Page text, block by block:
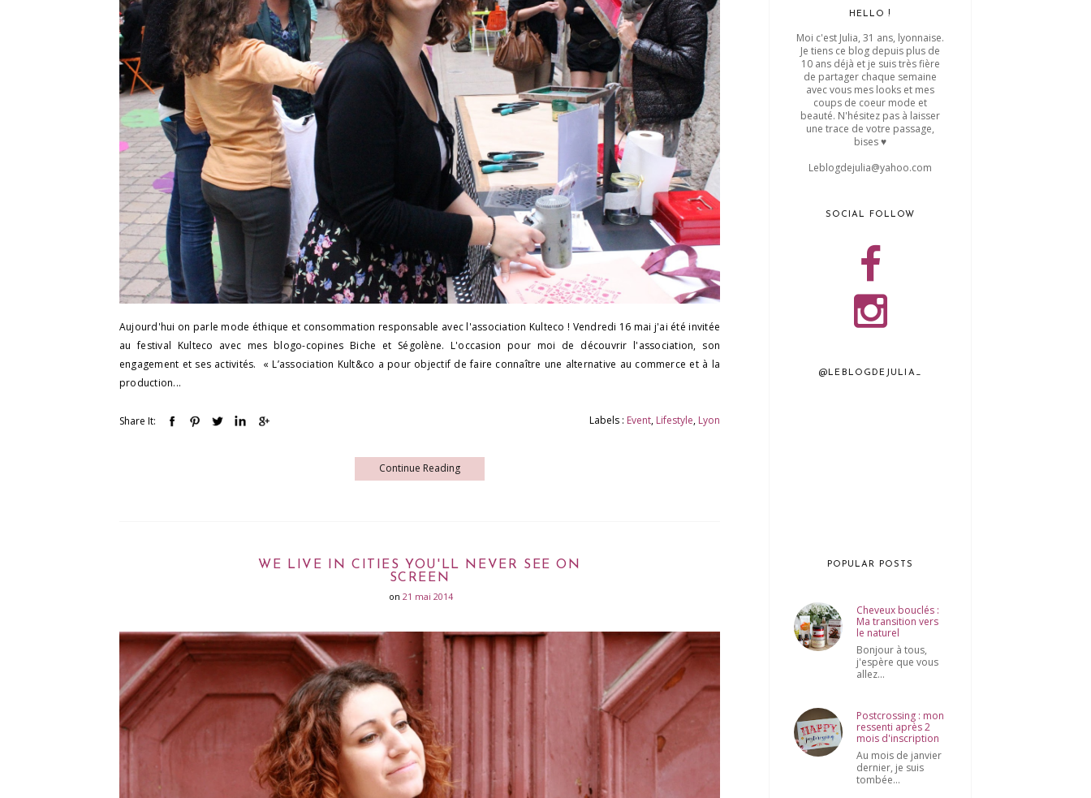
Aujourd'hui on parle mode éthique et consommation responsable avec l'association Kulteco ! Vendredi 16 mai j'ai été invitée
au festival Kulteco avec mes blogo-copines Biche et Ségolène. L'occasion pour moi de découvrir l'association, son
engagement et ses activités. « L’association Kult&co a pour objectif de faire connaître une alternative au commerce et à la
production...
Share It: Labels : Event, Lifestyle, Lyon
Continue Reading
WE LIVE IN CITIES YOU'LL NEVER SEE ON
SCREEN
on 21 mai 2014
HELLO !
Moi c'est Julia, 31 ans, lyonnaise.
Je tiens ce blog depuis plus de
10 ans déjà et je suis très fière
de partager chaque semaine
avec vous mes looks et mes
coups de coeur mode et
beauté. N'hésitez pas à laisser
une trace de votre passage,
bises ♥
Leblogdejulia@yahoo.com
SOCIAL FOLLOW
@LEBLOGDEJULIA_
POPULAR POSTS
Cheveux bouclés :
Ma transition vers
le naturel
Bonjour à tous,
j'espère que vous
allez...
Postcrossing : mon
ressenti après 2
mois d'inscription
Au mois de janvier
dernier, je suis
tombée...